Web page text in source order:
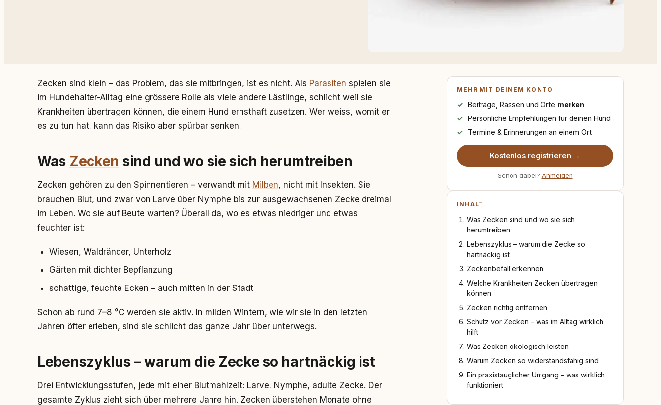
Zecken sind klein – das Problem, das sie mitbringen, ist es nicht. Als Parasiten spielen sie
im Hundehalter-Alltag eine grössere Rolle als viele andere Lästlinge, schlicht weil sie
Krankheiten übertragen können, die einem Hund ernsthaft zusetzen. Wer weiss, womit er
es zu tun hat, kann das Risiko aber spürbar senken.
Was Zecken sind und wo sie sich herumtreiben
Zecken gehören zu den Spinnentieren – verwandt mit Milben, nicht mit Insekten. Sie
brauchen Blut, und zwar von Larve über Nymphe bis zur ausgewachsenen Zecke dreimal
im Leben. Wo sie auf Beute warten? Überall da, wo es etwas niedriger und etwas
feuchter ist:
Wiesen, Waldränder, Unterholz
Gärten mit dichter Bepflanzung
schattige, feuchte Ecken – auch mitten in der Stadt
Schon ab rund 7–8 °C werden sie aktiv. In milden Wintern, wie wir sie in den letzten
Jahren öfter erleben, sind sie schlicht das ganze Jahr über unterwegs.
Lebenszyklus – warum die Zecke so hartnäckig ist
Drei Entwicklungsstufen, jede mit einer Blutmahlzeit: Larve, Nymphe, adulte Zecke. Der
gesamte Zyklus zieht sich über mehrere Jahre hin. Zecken überstehen Monate ohne
MEHR MIT DEINEM KONTO
Beiträge, Rassen und Orte merken
Persönliche Empfehlungen für deinen Hund
Termine & Erinnerungen an einem Ort
Kostenlos registrieren →
Schon dabei? Anmelden
INHALT
Was Zecken sind und wo sie sich
herumtreiben
Lebenszyklus – warum die Zecke so
hartnäckig ist
Zeckenbefall erkennen
Welche Krankheiten Zecken übertragen
können
Zecken richtig entfernen
Schutz vor Zecken – was im Alltag wirklich
hilft
Was Zecken ökologisch leisten
Warum Zecken so widerstandsfähig sind
Ein praxistauglicher Umgang – was wirklich
funktioniert